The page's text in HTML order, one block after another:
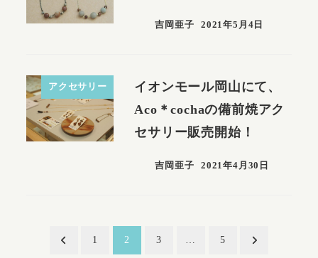
吉岡亜子 2021年5月4日
アクセサリー
イオンモール岡山にて、
Aco＊cochaの備前焼アク
セサリー販売開始！
吉岡亜子 2021年4月30日
1 2 3 5